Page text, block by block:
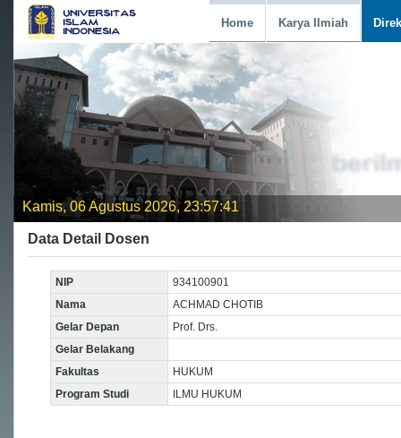
Home Karya Ilmiah
Kamis, 06 Agustus 2026, 23:57:41
Data Detail Dosen
NIP
934100901
Nama
ACHMAD CHOTIB
Gelar Depan
Prof. Drs.
Gelar Belakang
Fakultas
HUKUM
Program Studi
ILMU HUKUM